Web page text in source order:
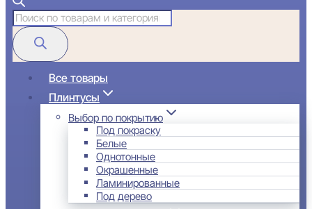
Поиск
товаров
Все товары
Плинтусы
Выбор по покрытию
Под покраску
Белые
Однотонные
Окрашенные
Ламинированные
Под дерево